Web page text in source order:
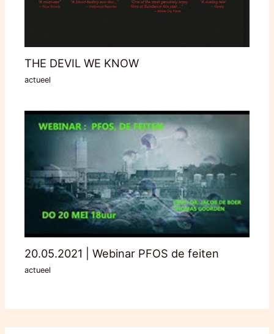
THE DEVIL WE KNOW
actueel
20.05.2021 | Webinar PFOS de feiten
actueel